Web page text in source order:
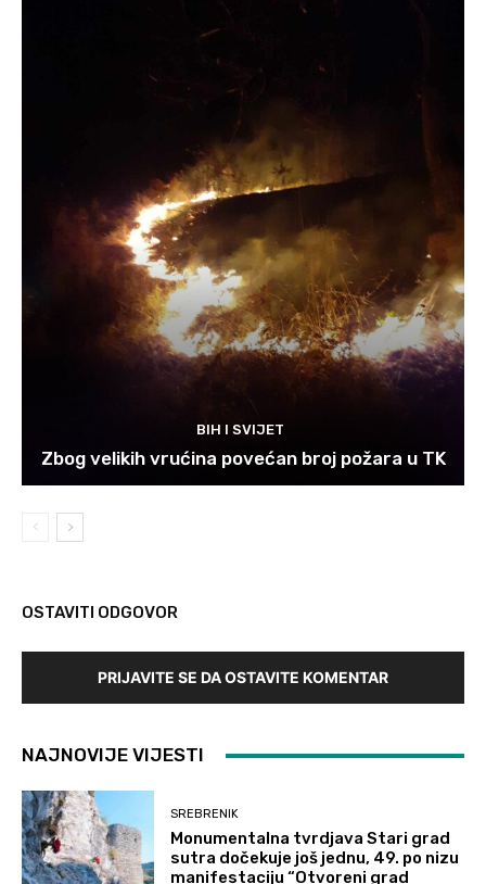
BIH I SVIJET
Zbog velikih vrućina povećan broj požara u TK
OSTAVITI ODGOVOR
PRIJAVITE SE DA OSTAVITE KOMENTAR
NAJNOVIJE VIJESTI
SREBRENIK
Monumentalna tvrdjava Stari grad
sutra dočekuje još jednu, 49. po nizu
manifestaciju “Otvoreni grad